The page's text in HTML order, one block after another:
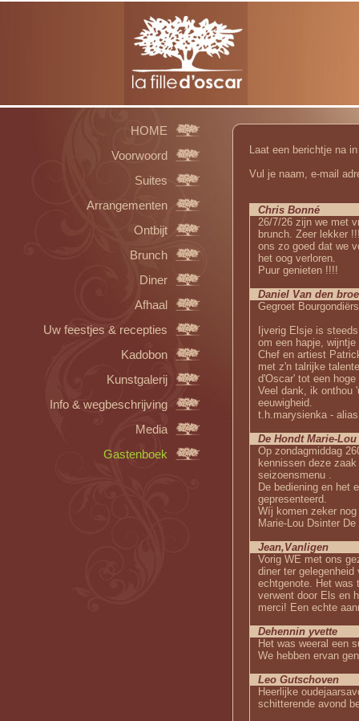
HOME
Voorwoord
Suites
Arrangementen
Ontbijt
Brunch
Diner
Afhaal
Uw feestjes & recepties
Kadobon
Kunstgalerij
Info & wegbeschrijving
Media
Gastenboek
Laat een berichtje na
Vul je naam, e-mail
Chris Bonné
26/7/26 zijn we met
brunch. Zeer lekker
ons zo goed dat we
het oog verloren.
Puur genieten !!!!
Daniel Van den
Gegroet
Ijverig Elsje is
om een hapje,
Chef en artiest
met z'n talrijke
d'Oscar' tot een hoge
Veel dank, ik onthou
eeuwigheid.
t.h.marysienka -
De Hondt Marie-Lou
Op zondagmiddag
kennissen deze
seizoensmenu .
De bediening en het
gepresenteerd.
Wíj komen zeker
Marie-Lou Dsinter De
Jean,Vanligen
Vorig WE met ons
diner ter
echtgenote. Het was
verwent door Els en
merci! Een echte
Dehennin yvette
Het was weeral een
We hebben ervan
Leo Gutschoven
Heerlijke
schitterende avond